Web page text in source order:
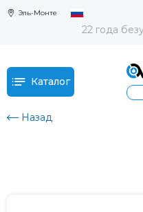
Эль-Монте
22 года
Каталог
Назад